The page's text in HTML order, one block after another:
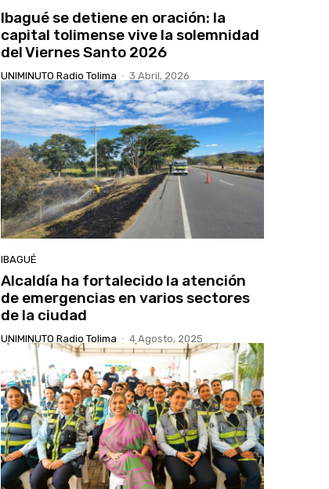
Ibagué se detiene en oración: la
capital tolimense vive la solemnidad
del Viernes Santo 2026
UNIMINUTO Radio Tolima - 3 Abril, 2026
IBAGUÉ
Alcaldía ha fortalecido la atención
de emergencias en varios sectores
de la ciudad
UNIMINUTO Radio Tolima - 4 Agosto, 2025